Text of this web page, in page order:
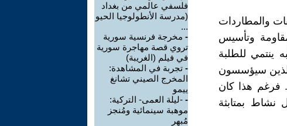
81 و84 سنوات الملاحقات والمطاردات
وتأسيس
ينتمي للطلبة
الذين سيؤسسون
فرغم هذا كان
نشاط بمتابثة
فلسفي عالمي من بغداد
(مدرسة الأنطولوجيا الحيو
...
- مخرجة فرنسية سورية
تروي قصة مهاجرة سورية
في فيلم (الغريبة)
- تجربة في المشاهدة:
المخرج الصيني تشانغ
ييمو
- -ليلة العمى- التركية:
موهبة سينمائية ومُنجز
مُبهر